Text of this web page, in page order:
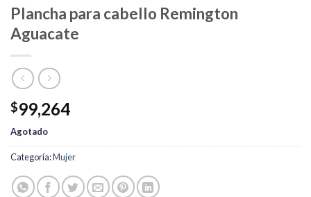
Plancha para cabello Remington
Aguacate
$99,264
Agotado
Categoría:Mujer